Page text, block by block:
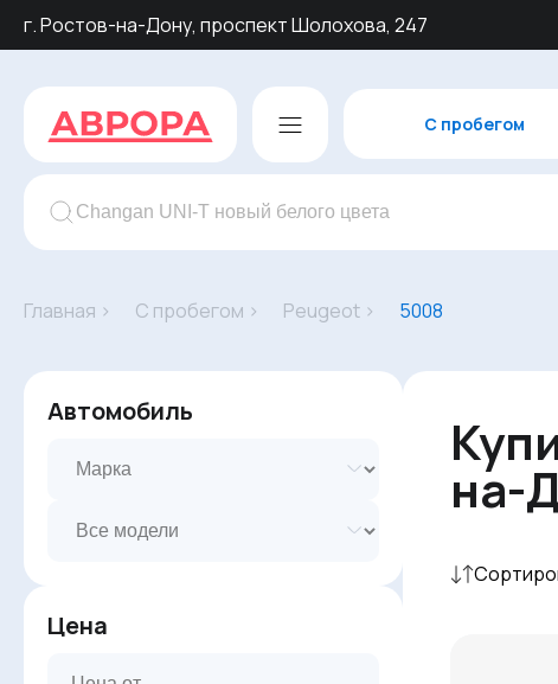
г. Ростов-на-Дону, проспект Шолохова, 247
С пробегом
Главная › С пробегом › Peugeot › 5008
Автомобиль
Цена
на-